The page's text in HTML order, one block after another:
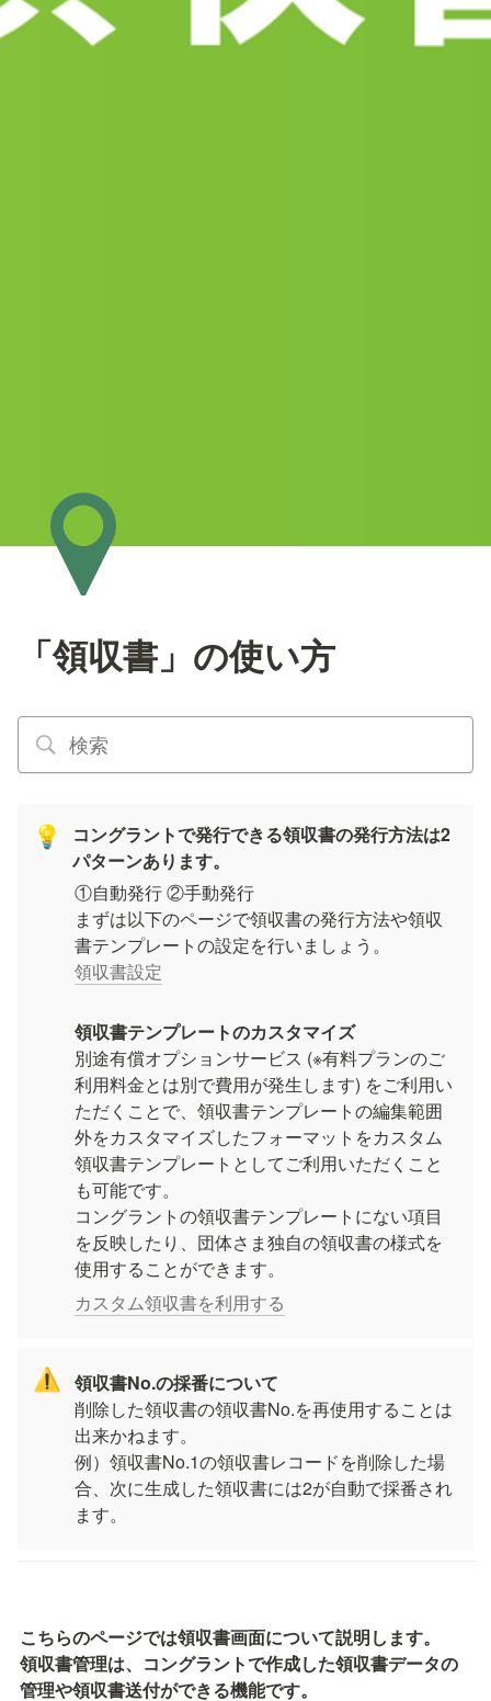
「領収書」の使い方
💡
コングラントで発行できる領収書の発行方法は2
パターンあります。
①自動発行 ②手動発行
まずは以下のページで領収書の発行方法や領収
書テンプレートの設定を行いましょう。
領収書設定
別途有償オプションサービス (※有料プランのご
利用料金とは別で費用が発生します) をご利用い
ただくことで、領収書テンプレートの編集範囲
外をカスタマイズしたフォーマットをカスタム
領収書テンプレートとしてご利用いただくこと
も可能です。
コングラントの領収書テンプレートにない項目
を反映したり、団体さま独自の領収書の様式を
使用することができます。
カスタム領収書を利用する
⚠️
削除した領収書の領収書No.を再使用することは
出来かねます。
例）領収書No.1の領収書レコードを削除した場
合、次に生成した領収書には2が自動で採番され
ます。
こちらのページでは領収書画面について説明します。
領収書管理は、コングラントで作成した領収書データの
管理や領収書送付ができる機能です。